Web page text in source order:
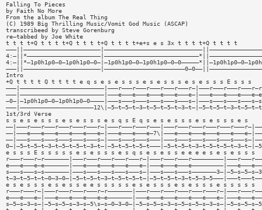
Falling To Pieces
by Faith No More
From the album The Real Thing
(C) 1989 Big Thrilling Music/Vomit God Music (ASCAP)
transcribeed by Steve Gorenburg
re—tabbed by Joe White
t t t t+Q t t t t+Q t t t t+Q t t t t+e+s e s 3x t t t t+Q t t t t
Intro
+Q t t t t Q t t t t e q s e s e s s s e s e s s s e s e s s s E s s s
1st/3rd Verse
s s e s e s s s e s e s s s e s q s E q s e s e s s s e s e s s s e s
e s s s E s s s s s e s e s s s e s q s e s e s s e e e e s e s e s s s
e s e s s s e s e s s e e s s s s s e s e s s s e s e s s s e s s s s s